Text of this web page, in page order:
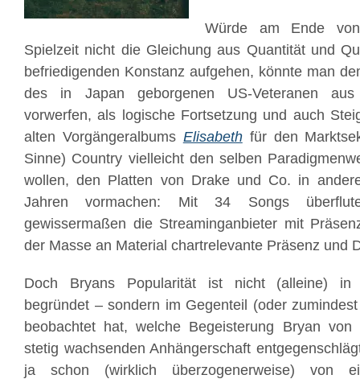
Würde am Ende
Spielzeit nicht die Gleichung aus Quantität und
befriedigenden Konstanz aufgehen, könnte man
des in Japan geborgenen US-Veteranen aus
vorwerfen, als logische Fortsetzung und auch
alten Vorgängeralbums Elisabethfür den
Sinne) Country vielleicht den selben
wollen, den Platten von Drake und Co. in
Jahren vormachen: Mit 34 Songs
gewissermaßen die Streaminganbieter mit
der Masse an Material chartrelevante Präsenz und
Doch Bryans Popularität ist nicht (alleine) in
begründet – sondern im Gegenteil (oder
beobachtet hat, welche Begeisterung Bryan
stetig wachsenden Anhängerschaft
ja schon (wirklich überzogenerweise) von